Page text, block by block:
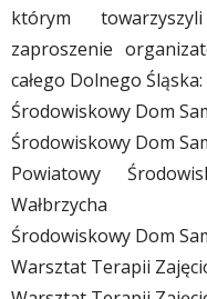
którym
zaproszenie
całego Dolnego Śląska:
​Środowiskowy Dom
​Środowiskowy Dom
​Powiatowy
Wałbrzycha
​Środowiskowy Dom
​Warsztat Terapii